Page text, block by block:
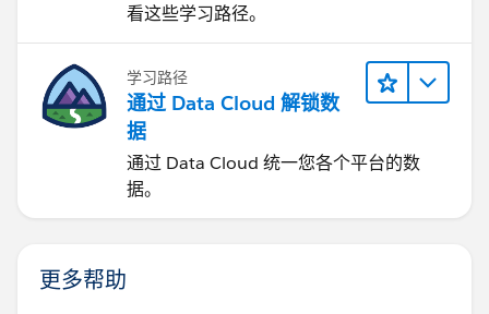
看这些学习路径。
学习路径
通过 Data Cloud 解锁数
据
通过 Data Cloud 统一您各个平台的数
据。
更多帮助